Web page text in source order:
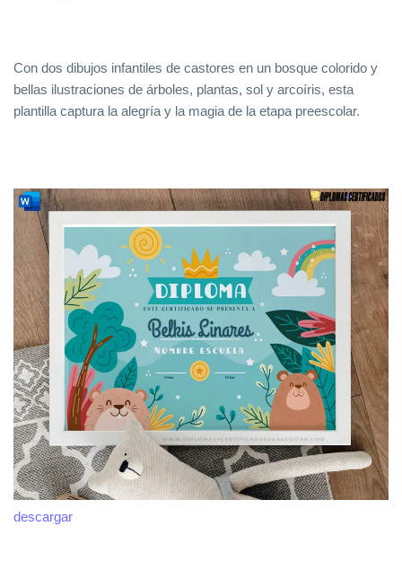
Con dos dibujos infantiles de castores en un bosque colorido y
bellas ilustraciones de árboles, plantas, sol y arcoíris, esta
plantilla captura la alegría y la magia de la etapa preescolar.
descargar